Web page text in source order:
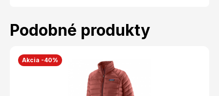
Podobné produkty
Akcia -40%